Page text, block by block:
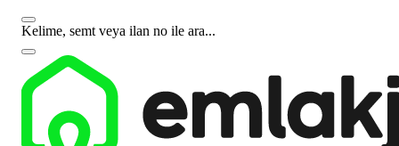
Kelime, semt veya ilan no ile ara...